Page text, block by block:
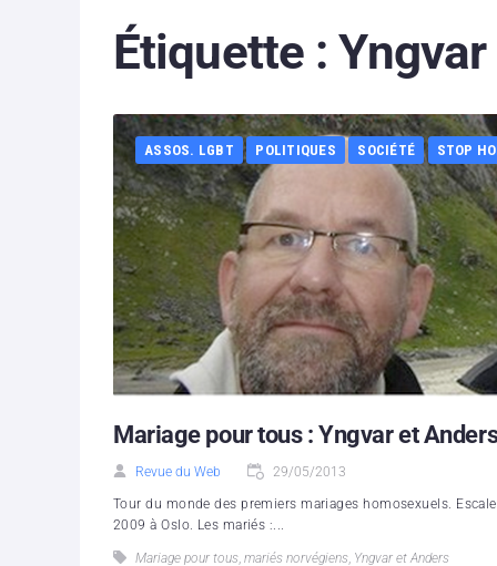
Étiquette :
ASSOS. LGBT POLITIQUES SOCIÉTÉ STOP
Mariage pour tous : Yngvar et
Revue du Web 29/05/2013
Tour du monde des premiers mariages homosexuels.
2009 à Oslo. Les mariés :...
Mariage pour tous, mariés norvégiens, Yngvar et Anders